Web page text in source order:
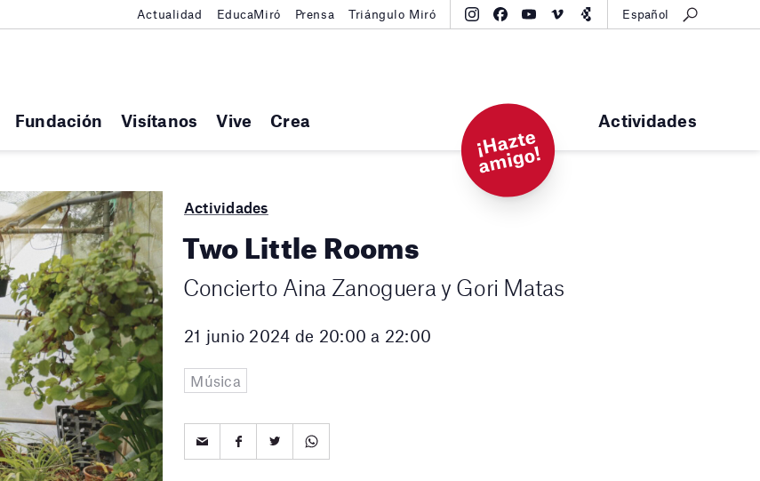
Fundación Visítanos Vive Crea Actividades
Actualidad EducaMiró Prensa Triángulo Miró Español
¡
H
a
zt
e
a
mi
g
o!
Actividades
Two Little Rooms
Concierto Aina Zanoguera y Gori Matas
21 junio 2024 de 20:00 a 22:00
Música